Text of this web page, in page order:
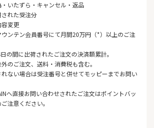
いたずら・キャンセル・返品
れた受注分
変更
ンテン会員番号にて月間20万円（*）以上のご注
の間に出荷されたご注文の決済額累計。
のご注文、送料・消費税も含む。
ない場合は受注番号と併せてモッピーまでお問い
へ直接お問い合わせされたご注文はポイントバッ
注意ください。